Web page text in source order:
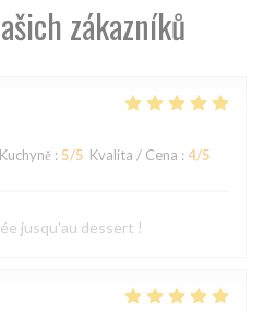
zákazníků
Kuchyně : 5/5 Kvalita / Cena : 4/5
jusqu'au dessert !